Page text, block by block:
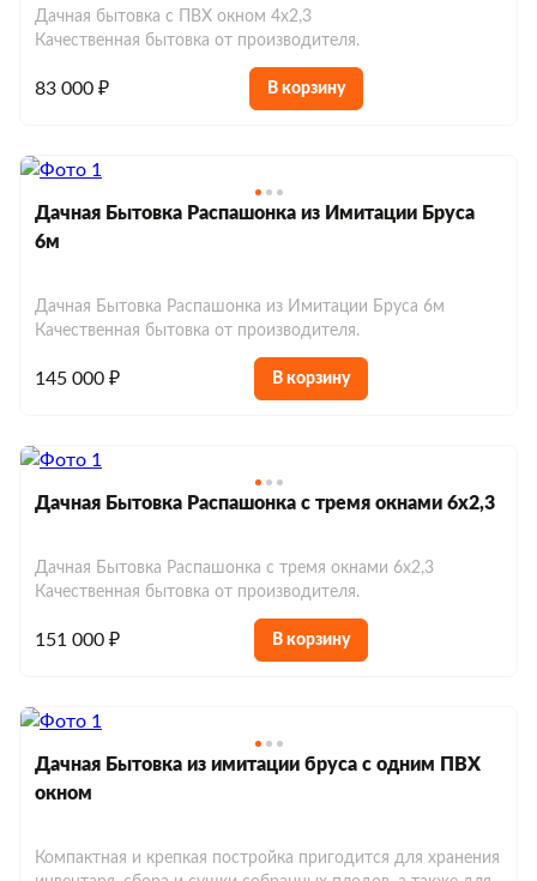
Дачная бытовка с ПВХ окном 4х2,3
Качественная бытовка от производителя.
83 000 ₽ В корзину
Дачная Бытовка Распашонка из Имитации Бруса
6м
Дачная Бытовка Распашонка из Имитации Бруса 6м
Качественная бытовка от производителя.
145 000 ₽ В корзину
Дачная Бытовка Распашонка с тремя окнами 6х2,3
Дачная Бытовка Распашонка с тремя окнами 6х2,3
Качественная бытовка от производителя.
151 000 ₽ В корзину
Дачная Бытовка из имитации бруса с одним ПВХ
окном
Компактная и крепкая постройка пригодится для хранения